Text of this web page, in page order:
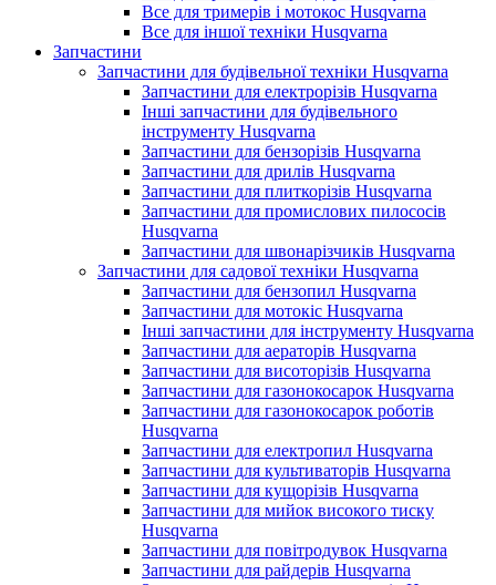
Все для тримерів і мотокос Husqvarna
Все для іншої техніки Husqvarna
Запчастини
Запчастини для будівельної техніки Husqvarna
Запчастини для електрорізів Husqvarna
Інші запчастини для будівельного
інструменту Husqvarna
Запчастини для бензорізів Husqvarna
Запчастини для дрилів Husqvarna
Запчастини для плиткорізів Husqvarna
Запчастини для промислових пилососів
Husqvarna
Запчастини для швонарізчиків Husqvarna
Запчастини для садової техніки Husqvarna
Запчастини для бензопил Husqvarna
Запчастини для мотокіс Husqvarna
Інші запчастини для інструменту Husqvarna
Запчастини для аераторів Husqvarna
Запчастини для висоторізів Husqvarna
Запчастини для газонокосарок Husqvarna
Запчастини для газонокосарок роботів
Husqvarna
Запчастини для електропил Husqvarna
Запчастини для культиваторів Husqvarna
Запчастини для кущорізів Husqvarna
Запчастини для мийок високого тиску
Husqvarna
Запчастини для повітродувок Husqvarna
Запчастини для райдерів Husqvarna